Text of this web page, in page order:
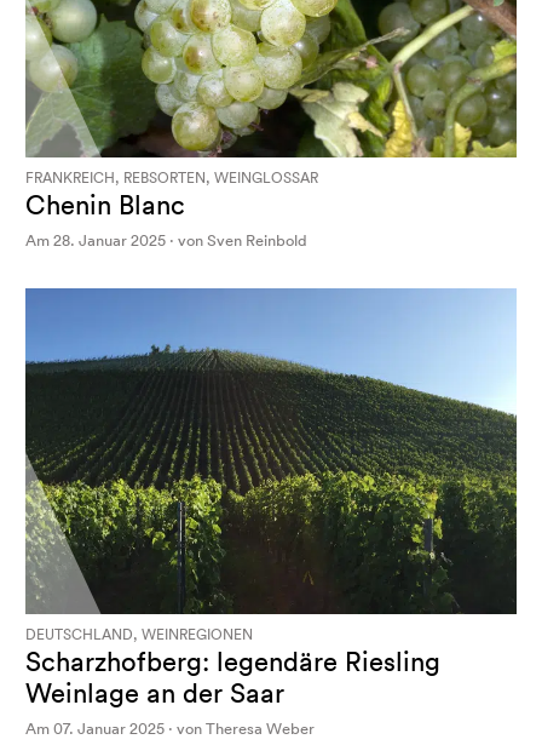
FRANKREICH, REBSORTEN, WEINGLOSSAR
Chenin Blanc
Am 28. Januar 2025 · von Sven Reinbold
DEUTSCHLAND, WEINREGIONEN
Scharzhofberg: legendäre Riesling
Weinlage an der Saar
Am 07. Januar 2025 · von Theresa Weber